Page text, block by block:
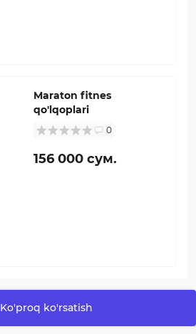
Maraton fitnes
qo'lqoplari
0
156 000 сум.
Ko'proq ko'rsatish